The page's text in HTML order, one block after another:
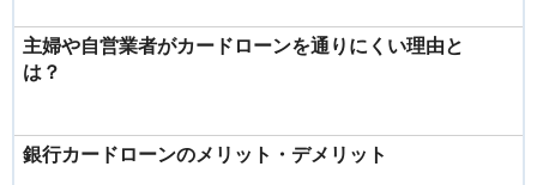
主婦や自営業者がカードローンを通りにくい理由と
は？
銀行カードローンのメリット・デメリット